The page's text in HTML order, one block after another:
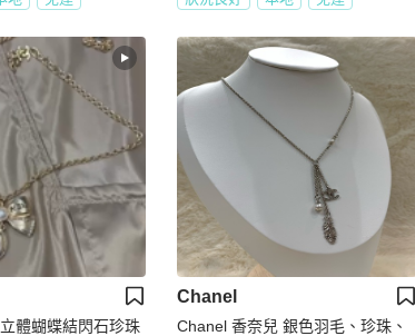
體蝴蝶結閃石珍珠
Chanel
Chanel 香奈兒 銀色羽毛、珍珠、